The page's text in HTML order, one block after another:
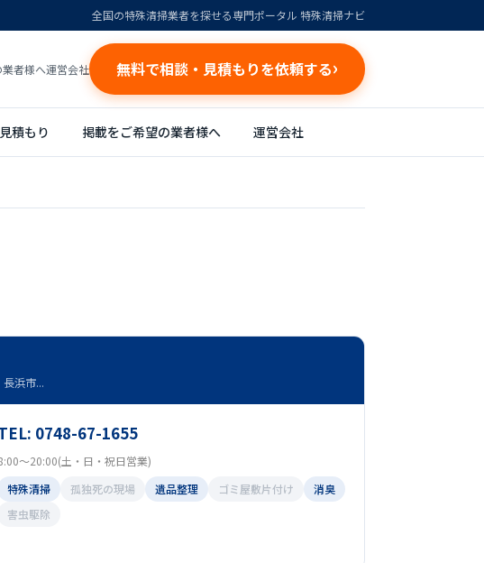
全国の特殊清掃業者を探せる専門ポータル 特殊清掃ナビ
者様へ運営会社 無料で相談・見積もりを依頼する
積もり 掲載をご希望の業者様へ 運営会社
長浜市...
0748-67-1655
～20:00(土・日・祝日営業)
特殊清掃
孤独死の現場 遺品整理 ゴミ屋敷片付け
消臭
害虫駆除